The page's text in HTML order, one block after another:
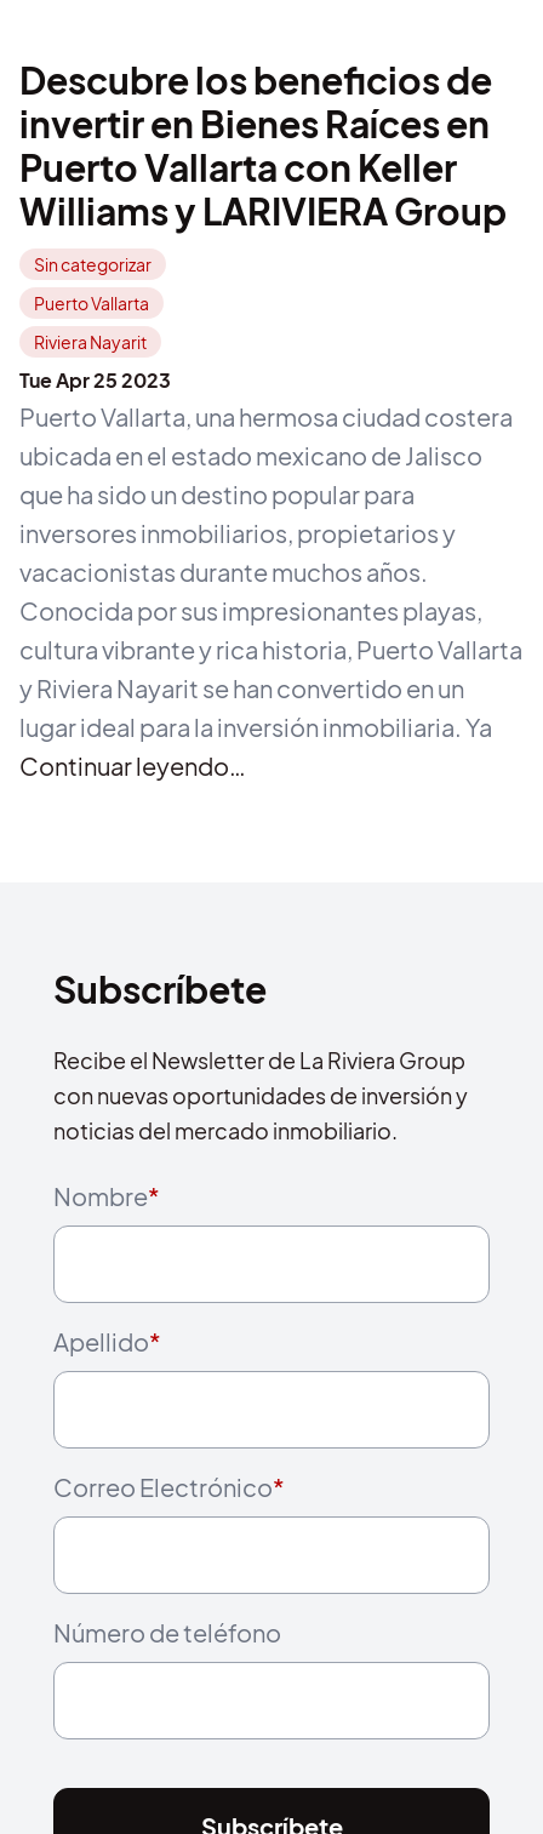
Descubre los beneficios de
invertir en Bienes Raíces en
Puerto Vallarta con Keller
Williams y LARIVIERA Group
Sin categorizar
Puerto Vallarta
Riviera Nayarit
Tue Apr 25 2023
Puerto Vallarta, una hermosa ciudad costera
ubicada en el estado mexicano de Jalisco
que ha sido un destino popular para
inversores inmobiliarios, propietarios y
vacacionistas durante muchos años.
Conocida por sus impresionantes playas,
cultura vibrante y rica historia, Puerto Vallarta
y Riviera Nayarit se han convertido en un
lugar ideal para la inversión inmobiliaria. Ya
Continuar leyendo…
Subscríbete
Recibe el Newsletter de La Riviera Group
con nuevas oportunidades de inversión y
noticias del mercado inmobiliario.
Nombre*
Apellido*
Correo Electrónico*
Número de teléfono
Subscríbete